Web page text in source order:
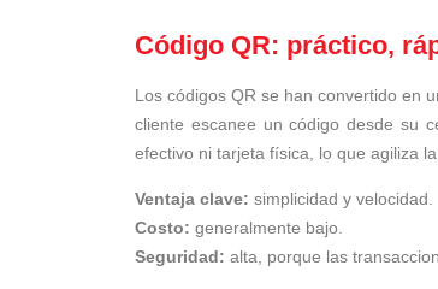
Código QR: práctico,
Los códigos QR se han convertido en
cliente escanee un código desde su
efectivo ni tarjeta física, lo que agiliza
Ventaja clave: simplicidad y velocidad.
Costo: generalmente bajo.
Seguridad: alta, porque las